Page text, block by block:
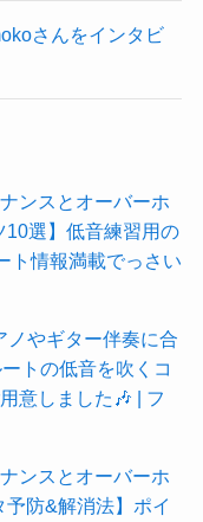
さんをインタビ
ンスとオーバーホ
10選】低音練習用の
ト情報満載でっさい
ノやギター伴奏に合
ートの低音を吹くコ
意しました🎶 | フ
ンスとオーバーホ
予防&解消法】ポイ